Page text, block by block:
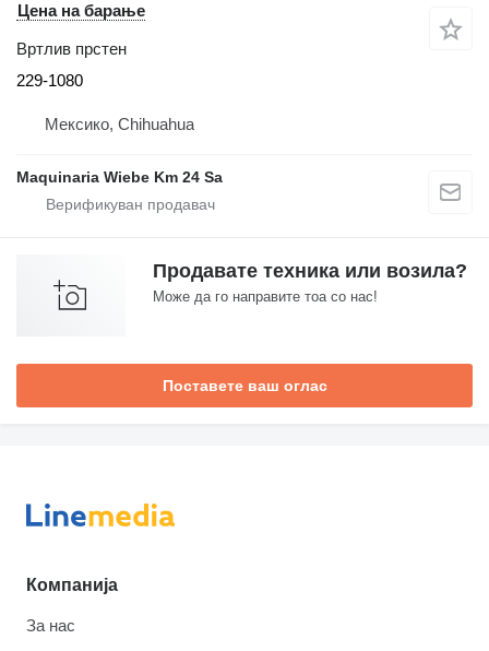
Цена на барање
Вртлив прстен
229-1080
Мексико, Chihuahua
Maquinaria Wiebe Km 24 Sa
Продавате техника или возила?
Може да го направите тоа со нас!
Поставете ваш оглас
Компанија
За нас